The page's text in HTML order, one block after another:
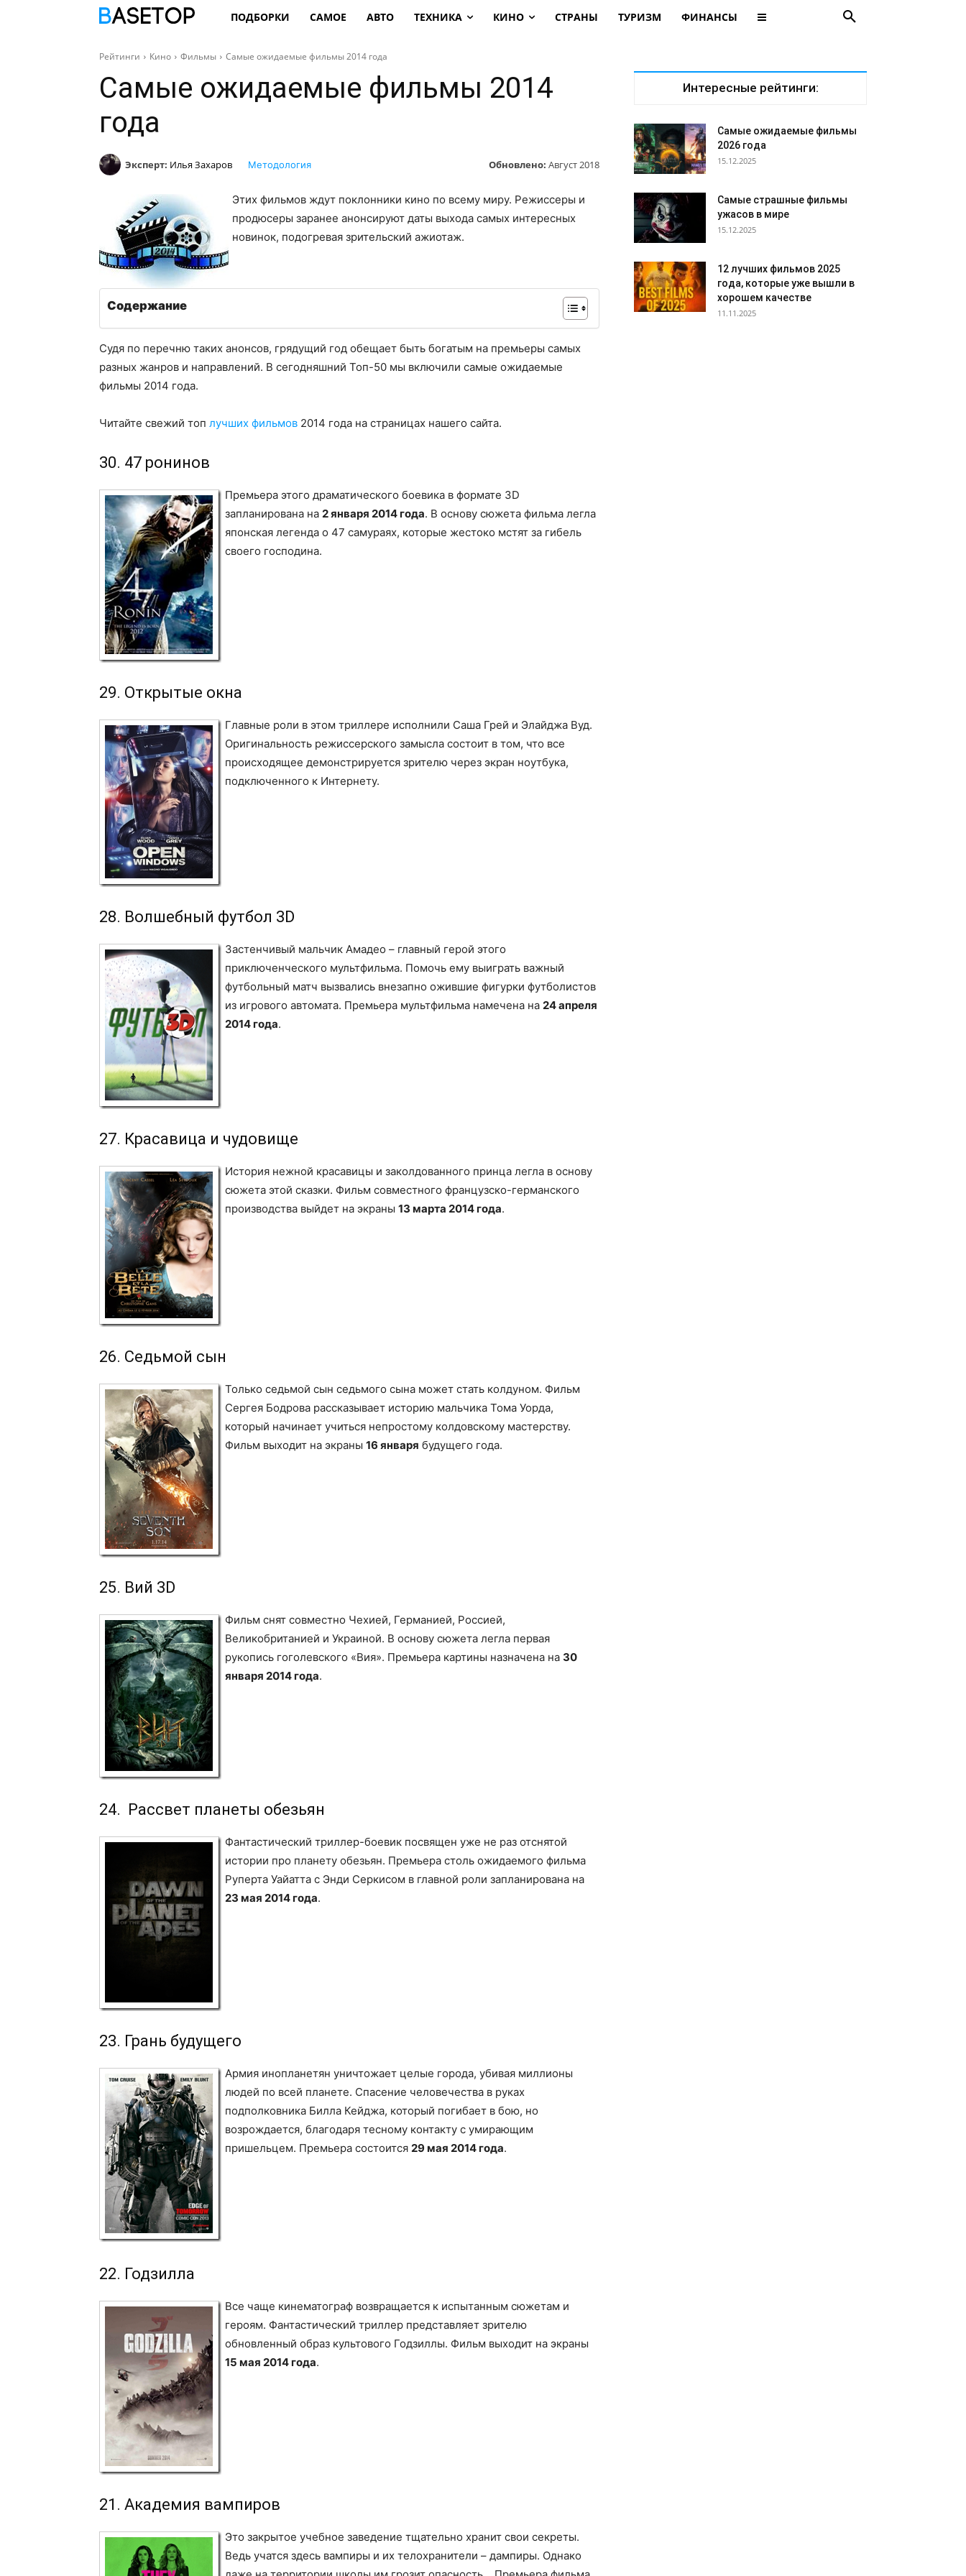
ПОДБОРКИ САМОЕ АВТО ТЕХНИКА КИНО СТРАНЫ ТУРИЗМ ФИНАНСЫ
Рейтинги Кино Фильмы Самые ожидаемые фильмы 2014 года
Самые ожидаемые фильмы 2014
года
Эксперт: Илья Захаров Обновлено: Август 2018
Методология
Этих фильмов ждут поклонники кино по всему миру. Режиссеры и
продюсеры заранее анонсируют даты выхода самых интересных
новинок, подогревая зрительский ажиотаж.
Содержание
Судя по перечню таких анонсов, грядущий год обещает быть богатым на премьеры самых
разных жанров и направлений. В сегодняшний Топ-50 мы включили самые ожидаемые
фильмы 2014 года.
Читайте свежий топ лучших фильмов 2014 года на страницах нашего сайта.
30. 47 ронинов
Премьера этого драматического боевика в формате 3D
запланирована на 2 января 2014 года. В основу сюжета фильма легла
японская легенда о 47 самураях, которые жестоко мстят за гибель
своего господина.
29. Открытые окна
Главные роли в этом триллере исполнили Саша Грей и Элайджа Вуд.
Оригинальность режиссерского замысла состоит в том, что все
происходящее демонстрируется зрителю через экран ноутбука,
подключенного к Интернету.
28. Волшебный футбол 3D
Застенчивый мальчик Амадео – главный герой этого
приключенческого мультфильма. Помочь ему выиграть важный
футбольный матч вызвались внезапно ожившие фигурки футболистов
из игрового автомата. Премьера мультфильма намечена на 24 апреля
2014 года.
27. Красавица и чудовище
История нежной красавицы и заколдованного принца легла в основу
сюжета этой сказки. Фильм совместного французско-германского
производства выйдет на экраны 13 марта 2014 года.
26. Седьмой сын
Только седьмой сын седьмого сына может стать колдуном. Фильм
Сергея Бодрова рассказывает историю мальчика Тома Уорда,
который начинает учиться непростому колдовскому мастерству.
Фильм выходит на экраны 16 января будущего года.
25. Вий 3D
Фильм снят совместно Чехией, Германией, Россией,
Великобританией и Украиной. В основу сюжета легла первая
рукопись гоголевского «Вия». Премьера картины назначена на 30
января 2014 года.
24. Рассвет планеты обезьян
Фантастический триллер-боевик посвящен уже не раз отснятой
истории про планету обезьян. Премьера столь ожидаемого фильма
Руперта Уайатта с Энди Серкисом в главной роли запланирована на
23 мая 2014 года.
23. Грань будущего
Армия инопланетян уничтожает целые города, убивая миллионы
людей по всей планете. Спасение человечества в руках
подполковника Билла Кейджа, который погибает в бою, но
возрождается, благодаря тесному контакту с умирающим
пришельцем. Премьера состоится 29 мая 2014 года.
22. Годзилла
Все чаще кинематограф возвращается к испытанным сюжетам и
героям. Фантастический триллер представляет зрителю
обновленный образ культового Годзиллы. Фильм выходит на экраны
15 мая 2014 года.
21. Академия вампиров
Это закрытое учебное заведение тщательно хранит свои секреты.
Ведь учатся здесь вампиры и их телохранители – дампиры. Однако
Интересные рейтинги:
Самые ожидаемые фильмы
2026 года
15.12.2025
Самые страшные фильмы
ужасов в мире
15.12.2025
12 лучших фильмов 2025
года, которые уже вышли в
хорошем качестве
11.11.2025